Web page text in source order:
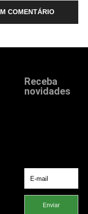
COMENTÁRIO
Receba
novidades
Enviar